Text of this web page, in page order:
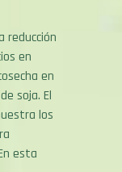
en
en
soja. El
los
esta